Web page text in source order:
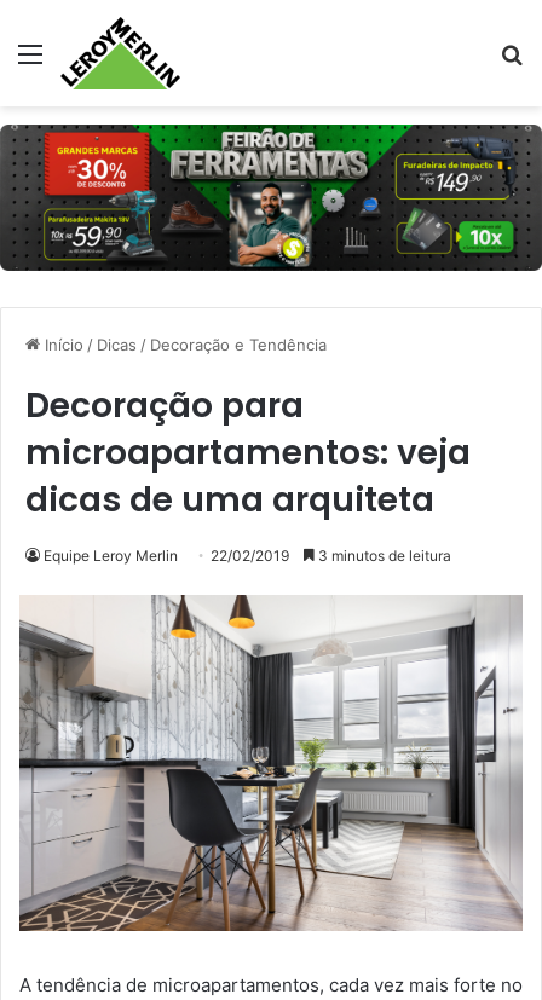
Menu
Início / Dicas / Decoração e Tendência
Decoração para
microapartamentos: veja
dicas de uma arquiteta
Equipe Leroy Merlin 22/02/2019 3 minutos de leitura
A tendência de microapartamentos, cada vez mais forte no